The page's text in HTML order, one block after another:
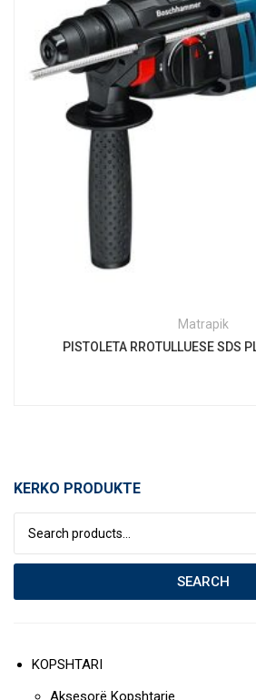
Matrapik
PISTOLETA RROTULLUESE SDS
KERKO PRODUKTE
SEARCH
KOPSHTARI
Aksesorë Kopshtarie